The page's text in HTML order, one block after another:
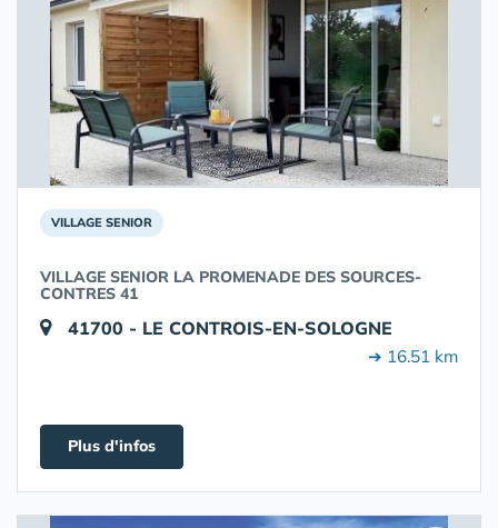
VILLAGE SENIOR
VILLAGE SENIOR LA PROMENADE DES SOURCES-
CONTRES 41
41700 - LE CONTROIS-EN-SOLOGNE
➔ 16.51 km
Plus d'infos